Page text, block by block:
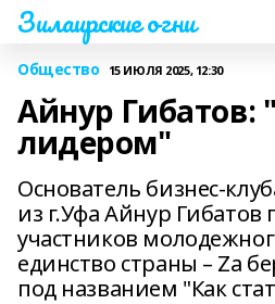
Зилаирские огни
Общество 15 ИЮЛЯ 2025, 12:30
Айнур Гибатов:
лидером"
Основатель бизнес-
из г.Уфа Айнур Гибатов
участников
единство страны – Zа
под названием "Как